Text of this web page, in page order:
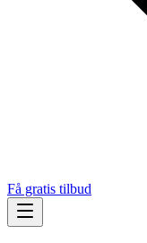
Få gratis tilbud